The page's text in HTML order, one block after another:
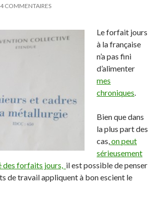
COMMENTAIRES
Le forfait jours
à la française
n’a pas fini
d’alimenter
mes
chroniques.
Bien que dans
la plus part des
cas,on peut
sérieusement
des forfaits jours, il est possible de penser
de travail appliquent à bon escient le